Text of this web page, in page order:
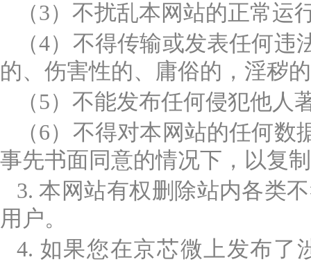
（3）不扰乱本网站的正常
（4）不得传输或发表任何
的、伤害性的、庸俗的，淫秽
（5）不能发布任何侵犯他
（6）不得对本网站的任何
事先书面同意的情况下，以复
3. 本网站有权删除站内各类
用户。
4. 如果您在京芯微上发布了